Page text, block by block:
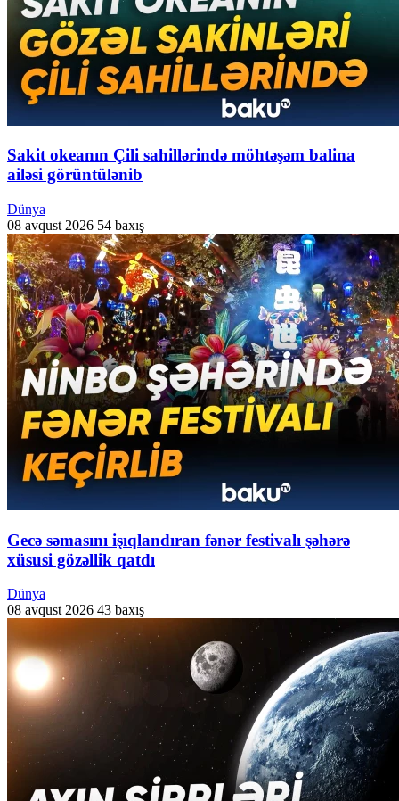
Sakit okeanın Çili sahillərində möhtəşəm balina
ailəsi görüntülənib
Dünya
08 avqust 2026 54 baxış
Gecə səmasını işıqlandıran fənər festivalı şəhərə
xüsusi gözəllik qatdı
Dünya
08 avqust 2026 43 baxış